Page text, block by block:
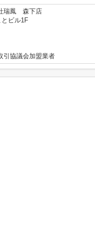
瑞鳳 森下店
ビル1F
引協議会加盟業者